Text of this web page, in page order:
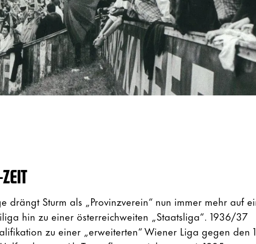
drängt Sturm als „Provinzverein“ nun immer mehr auf
hin zu einer österreichweiten „Staatsliga“. 1936/37
zu einer „erweiterten“ Wiener Liga gegen den